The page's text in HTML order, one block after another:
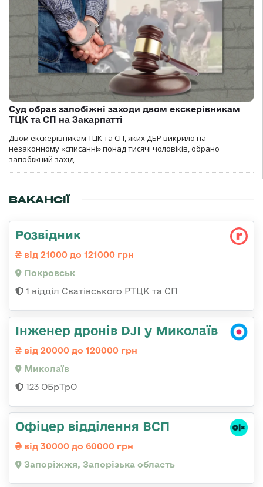
Суд обрав запобіжні заходи двом екскерівникам
ТЦК та СП на Закарпатті
Двом екскерівникам ТЦК та СП, яких ДБР викрило на
незаконному «списанні» понад тисячі чоловіків, обрано
запобіжний захід.
ВАКАНСІЇ
Розвідник
від 21000 до 121000 грн
Покровськ
1 відділ Сватівського РТЦК та СП
Інженер дронів DJI у Миколаїв
від 20000 до 120000 грн
Миколаїв
123 ОБрТрО
Офіцер відділення ВСП
від 30000 до 60000 грн
Запоріжжя, Запорізька область